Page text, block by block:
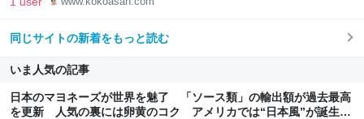
同じサイトの新着をもっと読む
いま人気の記事
日本のマヨネーズが世界を魅了 「ソース類」の輸出額が過去最高
を更新 人気の裏には卵黄のコク アメリカでは“日本風”が誕生｜